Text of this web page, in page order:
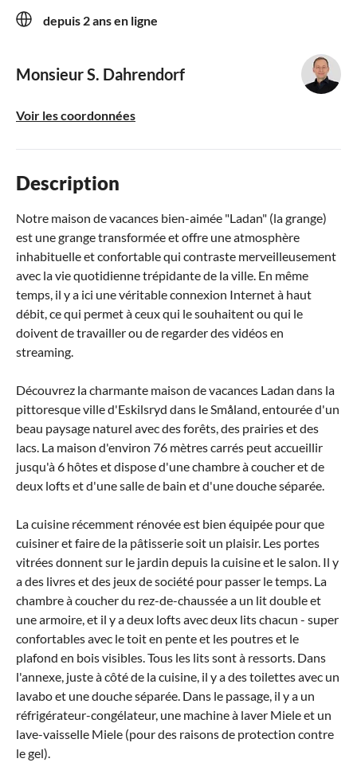
depuis 2 ans en ligne
Monsieur S. Dahrendorf
Voir les coordonnées
Description
Notre maison de vacances bien-aimée "Ladan" (la grange)
est une grange transformée et offre une atmosphère
inhabituelle et confortable qui contraste merveilleusement
avec la vie quotidienne trépidante de la ville. En même
temps, il y a ici une véritable connexion Internet à haut
débit, ce qui permet à ceux qui le souhaitent ou qui le
doivent de travailler ou de regarder des vidéos en
streaming.
Découvrez la charmante maison de vacances Ladan dans la
pittoresque ville d'Eskilsryd dans le Småland, entourée d'un
beau paysage naturel avec des forêts, des prairies et des
lacs. La maison d'environ 76 mètres carrés peut accueillir
jusqu'à 6 hôtes et dispose d'une chambre à coucher et de
deux lofts et d'une salle de bain et d'une douche séparée.
La cuisine récemment rénovée est bien équipée pour que
cuisiner et faire de la pâtisserie soit un plaisir. Les portes
vitrées donnent sur le jardin depuis la cuisine et le salon. Il y
a des livres et des jeux de société pour passer le temps. La
chambre à coucher du rez-de-chaussée a un lit double et
une armoire, et il y a deux lofts avec deux lits chacun - super
confortables avec le toit en pente et les poutres et le
plafond en bois visibles. Tous les lits sont à ressorts. Dans
l'annexe, juste à côté de la cuisine, il y a des toilettes avec un
lavabo et une douche séparée. Dans le passage, il y a un
réfrigérateur-congélateur, une machine à laver Miele et un
lave-vaisselle Miele (pour des raisons de protection contre
le gel).